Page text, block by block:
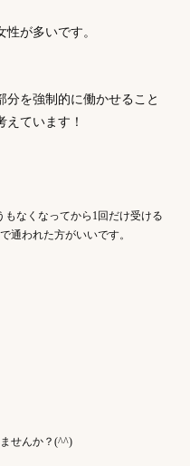
が多いです。
分を強制的に働かせること
ています！
なくなってから1回だけ受ける
通われた方がいいです。
せんか？(^^)